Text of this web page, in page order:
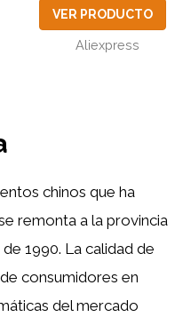
VER PRODUCTO
Aliexpress
chinos que ha
remonta a la provincia
1990. La calidad de
consumidores en
del mercado